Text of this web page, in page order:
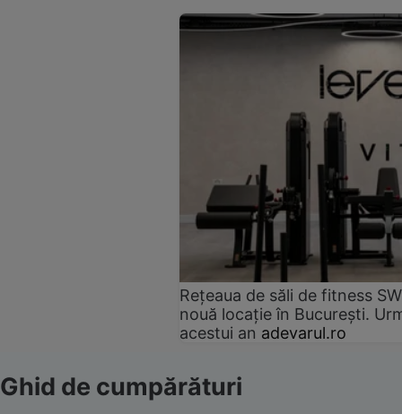
Rețeaua de săli de fitness
nouă locație în București.
acestui an adevarul.ro
Ghid de cumpărături